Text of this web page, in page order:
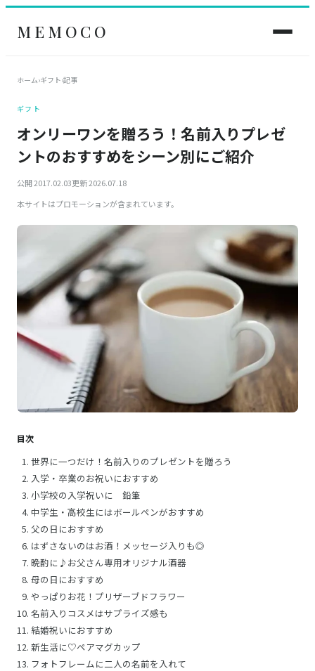
MEMOCO
ホーム›ギフト›記事
ギフト
オンリーワンを贈ろう！名前入りプレゼ
ントのおすすめをシーン別にご紹介
公開 2017.02.03更新 2026.07.18
本サイトはプロモーションが含まれています。
目次
世界に一つだけ！名前入りのプレゼントを贈ろう
入学・卒業のお祝いにおすすめ
小学校の入学祝いに 鉛筆
中学生・高校生にはボールペンがおすすめ
父の日におすすめ
はずさないのはお酒！メッセージ入りも◎
晩酌に♪お父さん専用オリジナル酒器
母の日におすすめ
やっぱりお花！プリザーブドフラワー
名前入りコスメはサプライズ感も
結婚祝いにおすすめ
新生活に♡ペアマグカップ
フォトフレームに二人の名前を入れて